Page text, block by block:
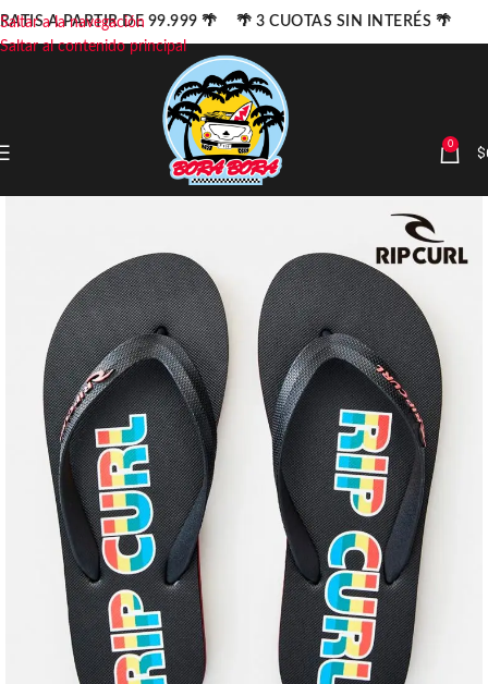
Saltar a la navegación
Saltar al contenido principal
0 $
A PARTIR DE 99.999 🌴 🌴 3 CUOTAS SIN INTERÉS 🌴